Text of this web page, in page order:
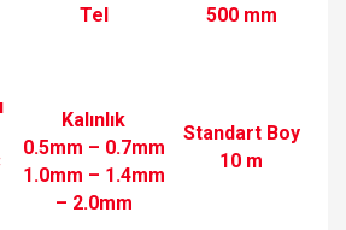
Tel
500 mm
Kalınlık
0.5mm – 0.7mm
1.0mm – 1.4mm
– 2.0mm
Standart Boy
10 m